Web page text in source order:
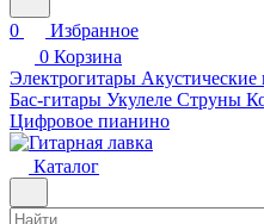
0
Избранное
0 Корзина
Электрогитары Акустические
Бас-гитары Укулеле Струны
Цифровое пианино
Каталог